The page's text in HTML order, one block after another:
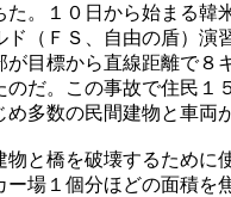
た。１０日から始まる韓
ド（ＦＳ、自由の盾）演
が目標から直線距離で８
のだ。この事故で住民１
め多数の民間建物と車両
物と橋を破壊するために
ー場１個分ほどの面積を